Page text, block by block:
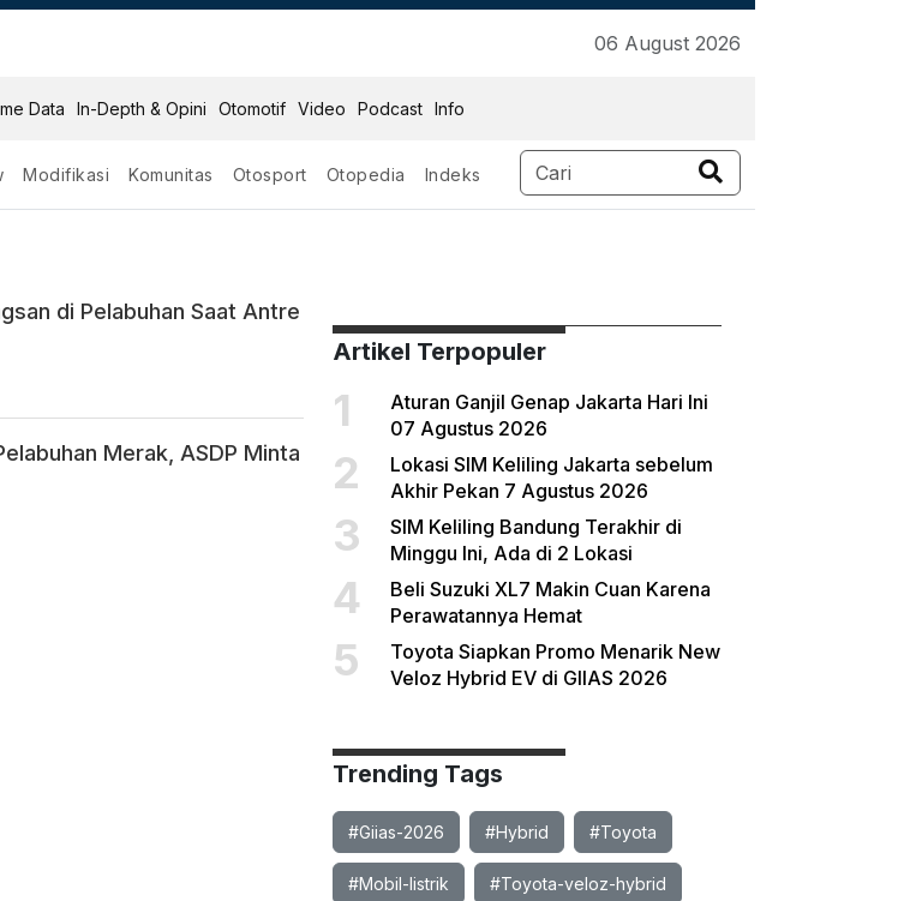
06 August 2026
Data In-Depth & Opini Otomotif Video Podcast Info
Modifikasi Komunitas Otosport Otopedia Indeks
di Pelabuhan Saat Antre
Merak, ASDP Minta
Artikel Terpopuler
1
Aturan Ganjil Genap Jakarta Hari Ini
07 Agustus 2026
2
Lokasi SIM Keliling Jakarta sebelum
Akhir Pekan 7 Agustus 2026
3
SIM Keliling Bandung Terakhir di
Minggu Ini, Ada di 2 Lokasi
4
Beli Suzuki XL7 Makin Cuan Karena
Perawatannya Hemat
5
Toyota Siapkan Promo Menarik New
Veloz Hybrid EV di GIIAS 2026
Trending Tags
#Giias-2026 #Hybrid #Toyota
#Mobil-listrik #Toyota-veloz-hybrid